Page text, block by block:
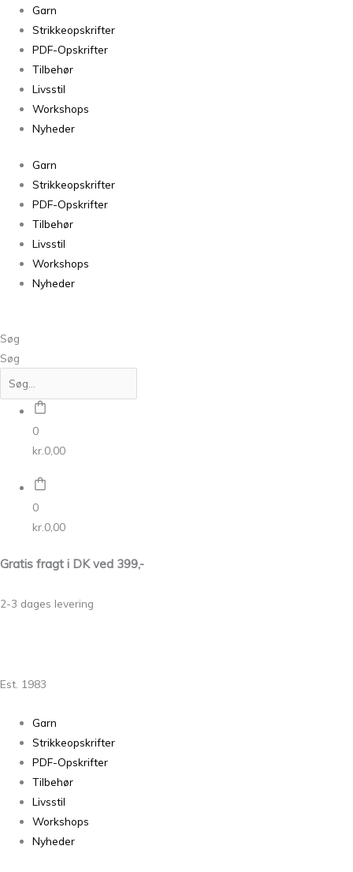
Garn
Strikkeopskrifter
PDF-Opskrifter
Tilbehør
Livsstil
Workshops
Nyheder
Garn
Strikkeopskrifter
PDF-Opskrifter
Tilbehør
Livsstil
Workshops
Nyheder
Søg
Søg
0
kr. 0,00
0
kr. 0,00
Gratis fragt i DK ved 399,-
2-3 dages levering
Est. 1983
Garn
Strikkeopskrifter
PDF-Opskrifter
Tilbehør
Livsstil
Workshops
Nyheder